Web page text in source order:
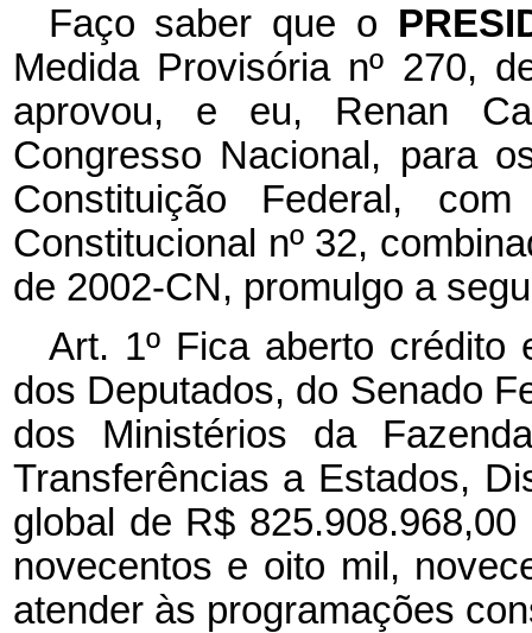
Faço saber que o
Medida Provisória nº 270,
aprovou, e eu, Renan
Congresso Nacional, para
Constituição Federal,
Constitucional nº 32,
de 2002-CN, promulgo a
Art. 1º Fica aberto crédito
dos Deputados, do Senado
dos Ministérios da
Transferências a Estados,
global de R$
novecentos e oito mil,
atender às programações